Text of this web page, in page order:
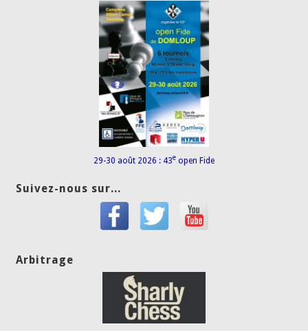
29-30 août 2026 : 43e open Fide
Suivez-nous sur...
Arbitrage